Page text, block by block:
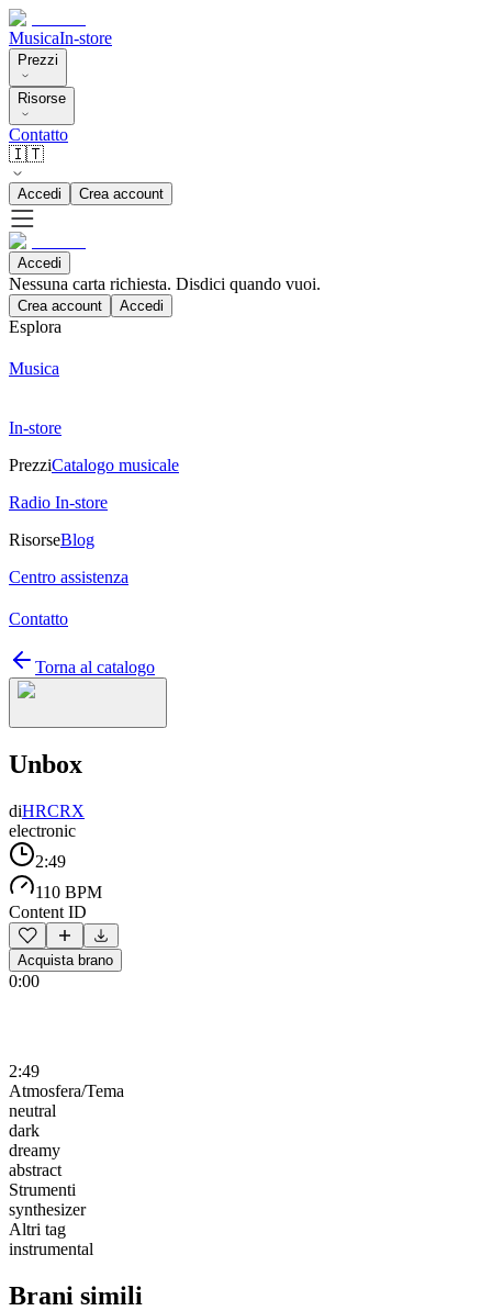
MusicaIn-store
Prezzi
Risorse
Contatto
🇮🇹
Accedi Crea account
Accedi
Nessuna carta richiesta. Disdici quando vuoi.
Crea account Accedi
Esplora
Musica
In-store
PrezziCatalogo musicale
Radio In-store
RisorseBlog
Centro assistenza
Contatto
Torna al catalogo
Unbox
diHRCRX
electronic
2:49
110 BPM
Content ID
Acquista brano
0:00
2:49
Atmosfera/Tema
neutral
dark
dreamy
abstract
Strumenti
synthesizer
Altri tag
instrumental
Brani simili